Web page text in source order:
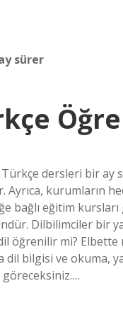
sürer
dersleri bir ay
kurumların
bağlı eğitim
Dilbilimciler bir
öğrenilir mi? Elbette
bilgisi ve okuma,